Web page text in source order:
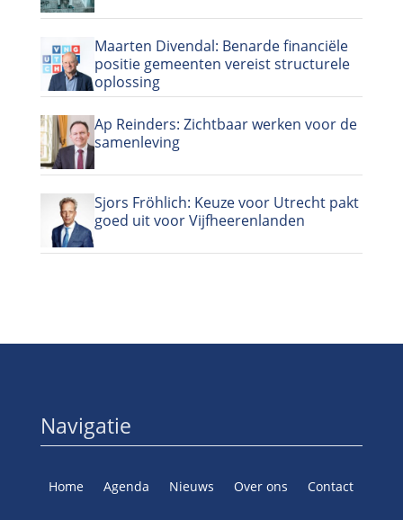
Maarten Divendal: Benarde financiële
positie gemeenten vereist structurele
oplossing
Ap Reinders: Zichtbaar werken voor de
samenleving
Sjors Fröhlich: Keuze voor Utrecht pakt
goed uit voor Vijfheerenlanden
Navigatie
Home Agenda Nieuws Over ons Contact